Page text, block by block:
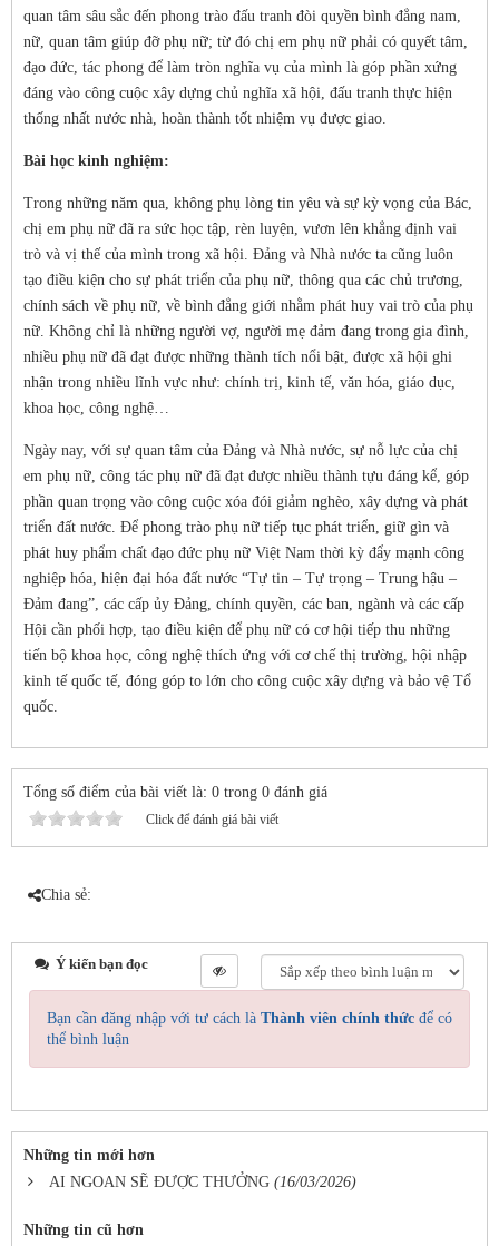
quan tâm sâu sắc đến phong trào đấu tranh đòi quyền bình đẳng nam,
nữ, quan tâm giúp đỡ phụ nữ; từ đó chị em phụ nữ phải có quyết tâm,
đạo đức, tác phong để làm tròn nghĩa vụ của mình là góp phần xứng
đáng vào công cuộc xây dựng chủ nghĩa xã hội, đấu tranh thực hiện
thống nhất nước nhà, hoàn thành tốt nhiệm vụ được giao.
Bài học kinh nghiệm:
Trong những năm qua, không phụ lòng tin yêu và sự kỳ vọng của Bác,
chị em phụ nữ đã ra sức học tập, rèn luyện, vươn lên khẳng định vai
trò và vị thế của mình trong xã hội. Đảng và Nhà nước ta cũng luôn
tạo điều kiện cho sự phát triển của phụ nữ, thông qua các chủ trương,
chính sách về phụ nữ, về bình đẳng giới nhằm phát huy vai trò của phụ
nữ. Không chỉ là những người vợ, người mẹ đảm đang trong gia đình,
nhiều phụ nữ đã đạt được những thành tích nổi bật, được xã hội ghi
nhận trong nhiều lĩnh vực như: chính trị, kinh tế, văn hóa, giáo dục,
khoa học, công nghệ…
Ngày nay, với sự quan tâm của Đảng và Nhà nước, sự nỗ lực của chị
em phụ nữ, công tác phụ nữ đã đạt được nhiều thành tựu đáng kể, góp
phần quan trọng vào công cuộc xóa đói giảm nghèo, xây dựng và phát
triển đất nước. Ðể phong trào phụ nữ tiếp tục phát triển, giữ gìn và
phát huy phẩm chất đạo đức phụ nữ Việt Nam thời kỳ đẩy mạnh công
nghiệp hóa, hiện đại hóa đất nước “Tự tin – Tự trọng – Trung hậu –
Đảm đang”, các cấp ủy Đảng, chính quyền, các ban, ngành và các cấp
Hội cần phối hợp, tạo điều kiện để phụ nữ có cơ hội tiếp thu những
tiến bộ khoa học, công nghệ thích ứng với cơ chế thị trường, hội nhập
kinh tế quốc tế, đóng góp to lớn cho công cuộc xây dựng và bảo vệ Tổ
quốc.
Tổng số điểm của bài viết là: 0 trong 0 đánh giá
Click để đánh giá bài viết
Chia sẻ:
Ý kiến bạn đọc
Bạn cần đăng nhập với tư cách là Thành viên chính thức để có
thể bình luận
Những tin mới hơn
AI NGOAN SẼ ĐƯỢC THƯỞNG (16/03/2026)
Những tin cũ hơn